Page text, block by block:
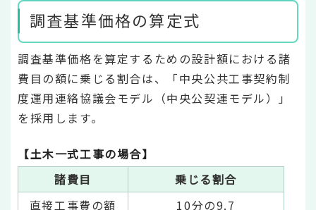
調査基準価格の算定式
調査基準価格を算定するための設計額における諸
費目の額に乗じる割合は、「中央公共工事契約制
度運用連絡協議会モデル（中央公契連モデル）」
を採用します。
【土木一式工事の場合】
諸費目
乗じる割合
直接工事費の額
10分の9.7